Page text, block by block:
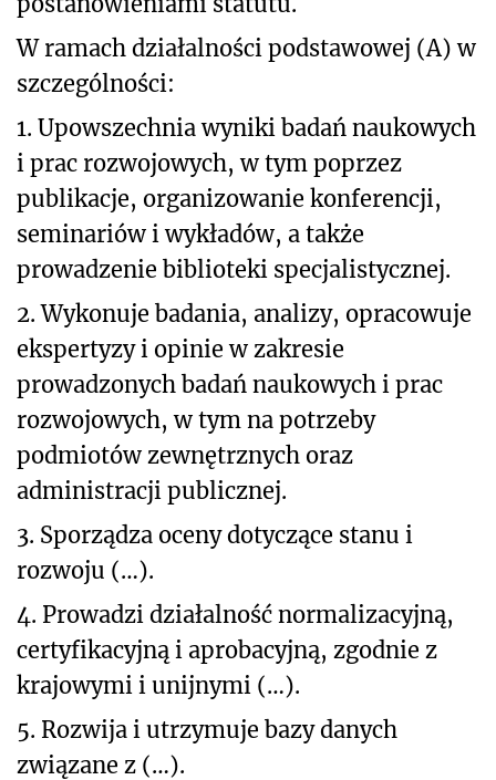
W ramach działalności podstawowej (A) w
szczególności:
1. Upowszechnia wyniki badań naukowych
i prac rozwojowych, w tym poprzez
publikacje, organizowanie konferencji,
seminariów i wykładów, a także
prowadzenie biblioteki specjalistycznej.
2. Wykonuje badania, analizy, opracowuje
ekspertyzy i opinie w zakresie
prowadzonych badań naukowych i prac
rozwojowych, w tym na potrzeby
podmiotów zewnętrznych oraz
administracji publicznej.
3. Sporządza oceny dotyczące stanu i
rozwoju (…).
4. Prowadzi działalność normalizacyjną,
certyfikacyjną i aprobacyjną, zgodnie z
krajowymi i unijnymi (…).
5. Rozwija i utrzymuje bazy danych
związane z (…).